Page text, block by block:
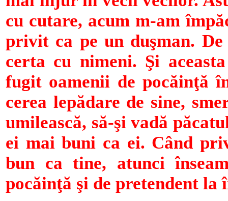
cu cutare, acum m-am
privit ca pe un duşman.
certa cu nimeni. Şi
fugit oamenii de pocăinţă
cerea lepădare de sine,
umilească, să-şi vadă
ei mai buni ca ei. Când
bun ca tine, atunci
pocăinţă şi de pretendent la